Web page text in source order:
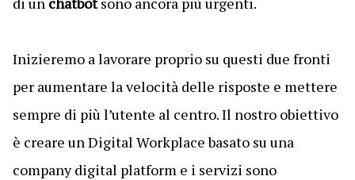
Inizieremo a lavorare proprio su questi due fronti
per aumentare la velocità delle risposte e mettere
sempre di più l’utente al centro. Il nostro obiettivo
è creare un Digital Workplace basato su una
company digital platform e i servizi sono